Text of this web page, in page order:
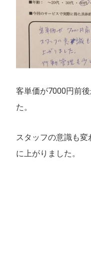
客単価が7000円前
た。
スタッフの意識も
に上がりました。